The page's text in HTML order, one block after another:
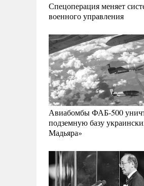
Спецоперация меняет
военного управления
Авиабомбы ФАБ-500
подземную базу
Мадьяра»